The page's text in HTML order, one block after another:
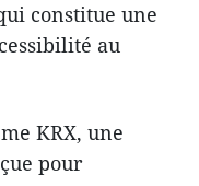
constitue une
au
KRX, une
pour